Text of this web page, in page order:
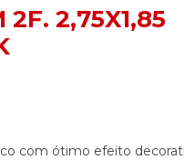
2,75X1,85
com ótimo efeito